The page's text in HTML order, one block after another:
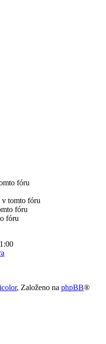
fóru
v tomto fóru
fóru
fóru
, Založeno na phpBB®